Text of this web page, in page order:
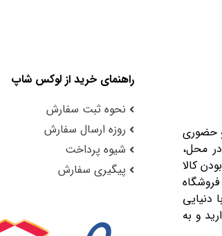
حضوری
محل،
کالا
دنیایی
و به
راهنمای خرید از لوکس شاپ
نحوه ثبت سفارش
روزه ارسال سفارش
شیوه پرداخت
پیگیری سفارش